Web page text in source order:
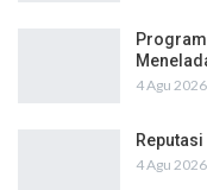
4 Agu 2026
4 Agu 2026